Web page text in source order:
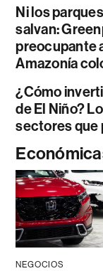
Ni los
salvan:
preocupante
Amazonía
¿Cómo
de El Niño?
sectores que
NEGOCIOS